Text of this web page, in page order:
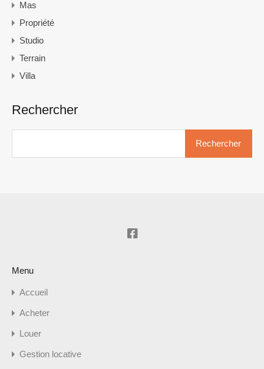
Mas
Propriété
Studio
Terrain
Villa
Rechercher
Menu
Accueil
Acheter
Louer
Gestion locative